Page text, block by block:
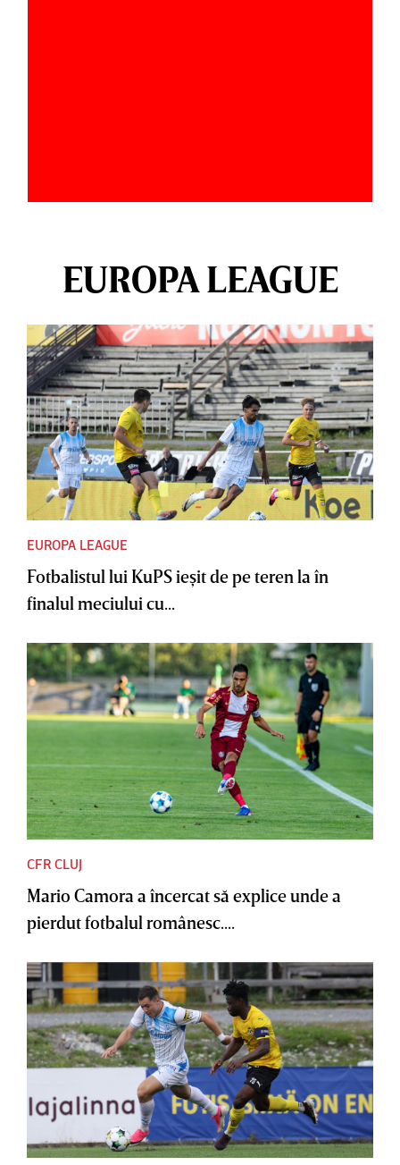
EUROPA LEAGUE
EUROPA LEAGUE
Fotbalistul lui KuPS ieşit de pe teren la în
finalul meciului cu...
CFR CLUJ
Mario Camora a încercat să explice unde a
pierdut fotbalul românesc....